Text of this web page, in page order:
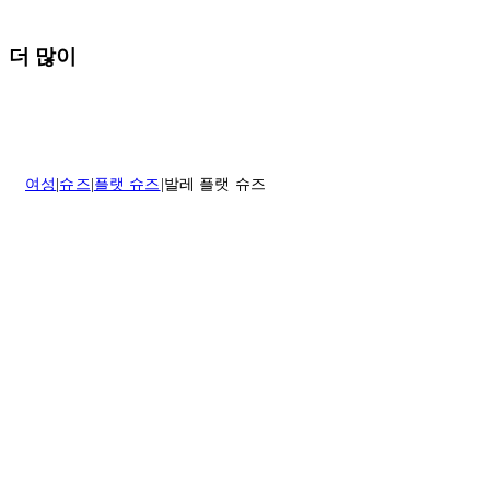
실 수 있습니다.
배송일로부터 영업일 기준 30일 이내에 접수된 반품에 대해서는 기꺼
이 환불해 드리겠습니다.반품 상품은 원래 상태를 유지하고 반드시
더 많이
여성 슈즈 플랫 슈즈 발레 플랫 슈즈